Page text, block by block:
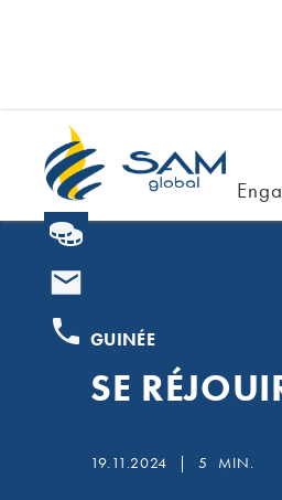
GUINÉE
SE
19.11.2024 | 5 MIN.